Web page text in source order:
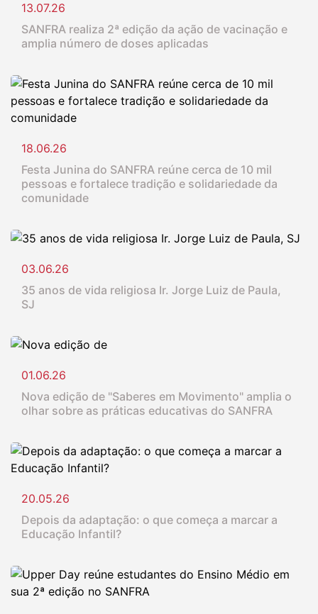
13.07.26
SANFRA realiza 2ª edição da ação de vacinação e
amplia número de doses aplicadas
18.06.26
Festa Junina do SANFRA reúne cerca de 10 mil
pessoas e fortalece tradição e solidariedade da
comunidade
03.06.26
35 anos de vida religiosa Ir. Jorge Luiz de Paula,
SJ
01.06.26
Nova edição de "Saberes em Movimento" amplia o
olhar sobre as práticas educativas do SANFRA
20.05.26
Depois da adaptação: o que começa a marcar a
Educação Infantil?